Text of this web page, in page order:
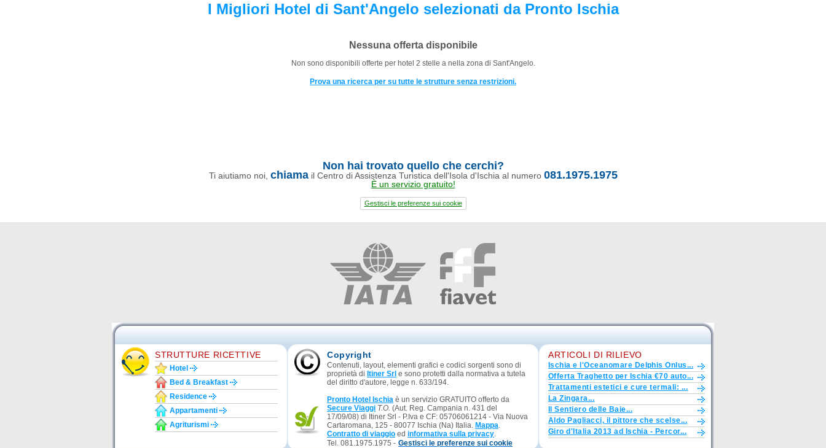
I Migliori Hotel di Sant'Angelo selezionati da Pronto Ischia
Nessuna offerta disponibile
Non sono disponibili offerte per hotel 2 stelle a nella zona di Sant'Angelo.
Prova una ricerca per su tutte le strutture senza restrizioni.
Non hai trovato quello che cerchi?
Ti aiutiamo noi, chiamail Centro di Assistenza Turistica dell'Isola d'Ischia al numero 081.1975.1975
È un servizio gratuito!
Gestisci le preferenze sui cookie
STRUTTURE RICETTIVE
Hotel
Bed & Breakfast
Residence
Appartamenti
Agriturismi
Copyright
Contenuti, layout, elementi grafici e codici sorgenti sono di
proprietà di Itiner Srl e sono protetti dalla normativa a tutela
del diritto d'autore, legge n. 633/194.
Pronto Hotel Ischia è un servizio GRATUITO offerto da
Secure Viaggi T.O. (Aut. Reg. Campania n. 431 del
17/09/08) di Itiner Srl - P.Iva e CF: 05706061214 - Via Nuova
Cartaromana, 125 - 80077 Ischia (Na) Italia. Mappa.
Contratto di viaggio ed informativa sulla privacy.
Tel. 081.1975.1975 - Gestisci le preferenze sui cookie
ARTICOLI DI RILIEVO
Ischia e l'Oceanomare Delphis Onlus...
Offerta Traghetto per Ischia €70 auto...
Trattamenti estetici e cure termali: ...
La Zingara...
Il Sentiero delle Baie...
Aldo Pagliacci, il pittore che scelse...
Giro d'Italia 2013 ad Ischia - Percor...